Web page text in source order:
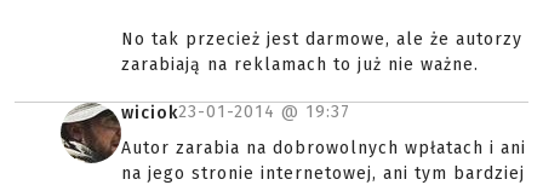
No tak przecież jest darmowe, ale że autorzy
zarabiają na reklamach to już nie ważne.
wiciok23-01-2014 @ 19:37
Autor zarabia na dobrowolnych wpłatach i ani
na jego stronie internetowej, ani tym bardziej